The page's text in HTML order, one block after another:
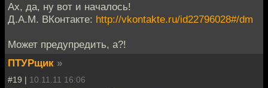
Ах, да, ну вот и началось!
Д.А.М. ВКонтакте: http://vkontakte.ru/id22796028#/dm
Может предупредить, а?!
ПТУРщик »
#19 | 10.11.11 16:06